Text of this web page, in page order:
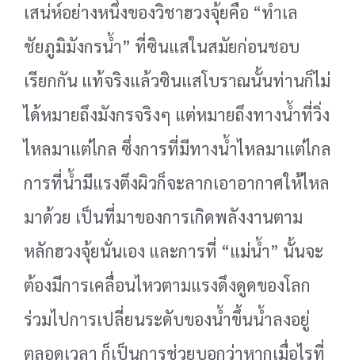
เสน่ห์อย่างหนึ่งของวิชาฮวงจุ้ยคือ “ทำเล
ชัยภูมิมังกรน้ำ” ที่ซินแสในสมัยก่อนชอบ
เรียกกัน แท้จริงแล้วซินแสโบราณนั้นท่านก็ไม่
ได้หมายถึงมังกรจริงๆ แต่หมายถึงทางน้ำที่วิ่ง
ไหลมาแต่ไกล ซึ่งการที่มีทางน้ำไหลมาแต่ไกล
การที่น้ำมีแรงตึงผิวก็จะลากเอาอากาศให้ไหล
มาด้วย เป็นที่มาของการเกิดพลังงานตาม
หลักฮวงจุ้ยนั่นเอง และการที่ “แม่น้ำ” นั้นจะ
ต้องมีการเคลื่อนไหวตามแรงดึงดูดของโลก
ร่วมไปการเปลี่ยนระดับของน้ำขึ้นน้ำลงอยู่
ตลอดเวลา ก็เป็นการช่วยบอกว่าหากเมื่อไรที่